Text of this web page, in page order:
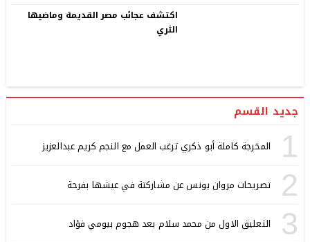
اكتشف عجائب مصر القديمة وماضيها
الثري
جديد القسم
1 المخرجة كاملة أبو ذكري ترغب العمل مع النجم كريم عبدالعزيز
2 تصريحات مروان يونس عن مشاركتة في عيشها بفرحة
3 التعليق الاول من محمد سلام بعد هجوم بيومي فؤاد